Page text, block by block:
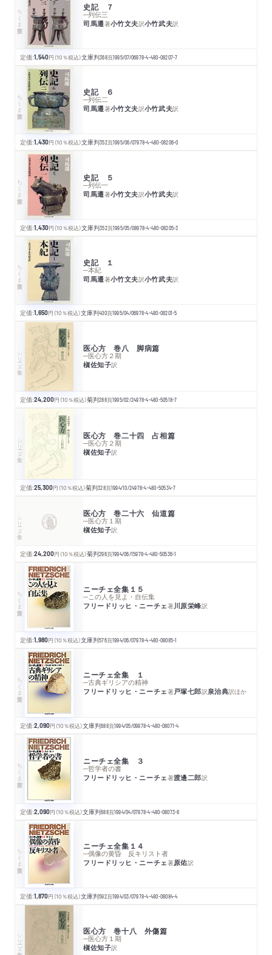
ちくま学芸文庫 史記 ７
─列伝三
司馬遷著小竹文夫訳小竹武夫訳
定価:1,540円 （10％税込）文庫判368頁1995/07/06978-4-480-08207-7
ちくま学芸文庫 史記 ６
─列伝二
司馬遷著小竹文夫訳小竹武夫訳
定価:1,430円 （10％税込）文庫判352頁1995/06/07978-4-480-08206-0
ちくま学芸文庫 史記 ５
─列伝一
司馬遷著小竹文夫訳小竹武夫訳
定価:1,430円 （10％税込）文庫判352頁1995/05/08978-4-480-08205-3
ちくま学芸文庫 史記 １
─本紀
司馬遷著小竹文夫訳小竹武夫訳
定価:1,650円 （10％税込）文庫判400頁1995/04/06978-4-480-08201-5
シリーズ・全集 医心方 巻八 脚病篇
─医心方２期
槇佐知子訳
定価:24,200円 （10％税込）菊判288頁1995/02/24978-4-480-50518-7
シリーズ・全集 医心方 巻二十四 占相篇
─医心方２期
槇佐知子訳
定価:25,300円 （10％税込）菊判328頁1994/10/24978-4-480-50534-7
シリーズ・全集 医心方 巻二十六 仙道篇
─医心方１期
槇佐知子訳
定価:24,200円 （10％税込）菊判296頁1994/06/15978-4-480-50536-1
ちくま学芸文庫 ニーチェ全集１５
─この人を見よ・自伝集
フリードリッヒ・ニーチェ著川原栄峰訳
定価:1,980円 （10％税込）文庫判576頁1994/06/07978-4-480-08085-1
ちくま学芸文庫 ニーチェ全集 １
─古典ギリシアの精神
フリードリッヒ・ニーチェ著戸塚七郎訳泉治典訳ほか
定価:2,090円 （10％税込）文庫判688頁1994/05/09978-4-480-08071-4
ちくま学芸文庫 ニーチェ全集 ３
─哲学者の書
フリードリッヒ・ニーチェ著渡邊二郎訳
定価:2,090円 （10％税込）文庫判688頁1994/04/07978-4-480-08073-8
ちくま学芸文庫 ニーチェ全集１４
─偶像の黄昏 反キリスト者
フリードリッヒ・ニーチェ著原佑訳
定価:1,870円 （10％税込）文庫判592頁1994/03/07978-4-480-08084-4
シリーズ・全集 医心方 巻十八 外傷篇
─医心方１期
槇佐知子訳